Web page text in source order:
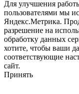
Для улучшения
пользователями мы
Яндекс.Метрика.
разрешение на
обработку данных
хотите, чтобы ваши
соответствующие
сайт.
Принять